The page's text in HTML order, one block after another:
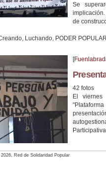
Se
de
Luchando, PODER
[
42 fotos
El viernes
Red de Solidaridad Popular